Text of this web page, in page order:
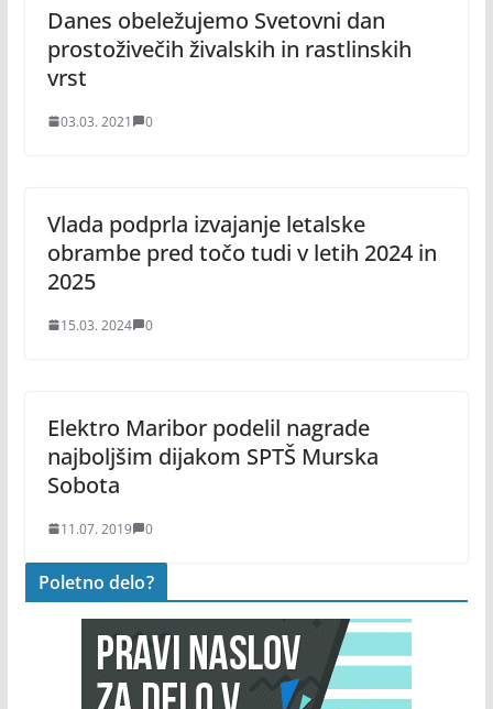
Danes obeležujemo Svetovni dan
prostoživečih živalskih in rastlinskih
vrst
03.03. 2021 0
Vlada podprla izvajanje letalske
obrambe pred točo tudi v letih 2024 in
2025
15.03. 2024 0
Elektro Maribor podelil nagrade
najboljšim dijakom SPTŠ Murska
Sobota
11.07. 2019 0
Poletno delo?